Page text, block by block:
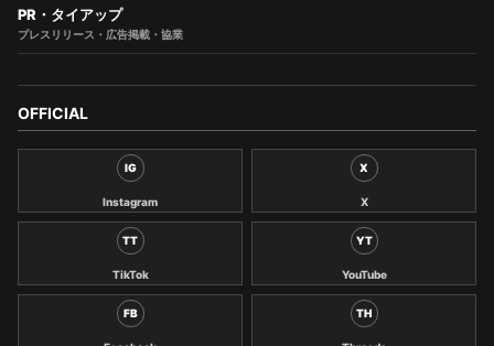
PR・タイアップ
プレスリリース・広告掲載・協業
OFFICIAL
IG
Instagram
X
X
TT
TikTok
YT
YouTube
FB TH